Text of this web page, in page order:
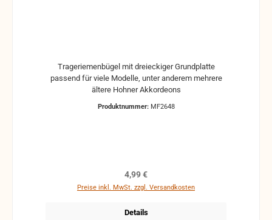
Trageriemenbügel mit dreieckiger Grundplatte
passend für viele Modelle, unter anderem mehrere
ältere Hohner Akkordeons
Produktnummer: MF2648
Regulärer Preis:
4,99 €
Preise inkl. MwSt. zzgl. Versandkosten
Details